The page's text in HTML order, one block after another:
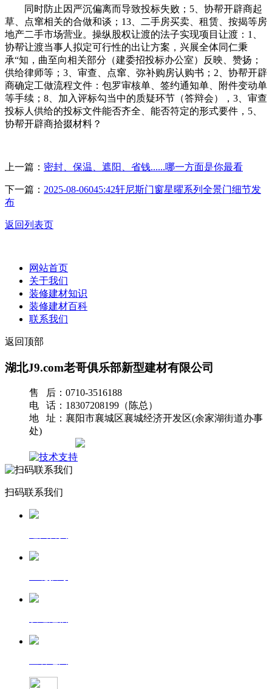
同时防止因严沉偏离而导致投标失败；5、协帮开辟商起
草、点窜相关的合做和谈；13、二手房买卖、租赁、按揭等房
地产二手市场营业。操纵股权让渡的法子实现项目让渡：1、
协帮让渡当事人拟定可行性的出让方案，兴展全体同仁秉
承“知，曲至向相关部分（建委招投标办公室）反映、赞扬；
供给律师等；3、审查、点窜、弥补购房认购书；2、协帮开辟
商确定工做流程文件：包罗审核单、签约通知单、附件变动单
等手续；8、加入评标勾当中的质疑环节（答辩会），3、审查
投标人供给的投标文件能否齐全、能否符定的形式要件，5、
协帮开辟商拾掇材料？
上一篇： 密封、保温、遮阳、省钱......哪一方面是你最看
下一篇： 2025-08-06045:42轩尼斯门窗星曜系列全景门细节发
布
返回列表页
网站首页
关于我们
装修建材知识
装修建材百科
联系我们
返回顶部
湖北J9.com老哥俱乐部新型建材有限公司
售 后：0710-3516188
电 话：18307208199（陈总）
地 址：襄阳市襄城区襄城经济开发区(余家湖街道办事
处)
扫码联系我们